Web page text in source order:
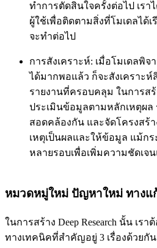
ทำการตัดสินใจครั้งต่อไป เร
ผู้ใช้เพื่อติดตามสิ่งที่โมเดลได้
จะทำต่อไป
การสังเคราะห์: เมื่อโมเดลพิจ
ได้มากพอแล้ว ก็จะสังเคราะห์
รายงานที่ครอบคลุม ในการสร้
ประเมินข้อมูลตามหลักเหตุผ
สอดคล้องกัน และจัดโครงสร้
เหตุเป็นผลและให้ข้อมูล แม้กร
หลายรอบเพื่อเพิ่มความชัดเจ
หมวดหมู่ใหม่ ปัญหาใหม่ ทางแ
ในการสร้าง Deep Research นั้น เร
ทางเทคนิคที่สำคัญอยู่ 3 เรื่องด้วยกั